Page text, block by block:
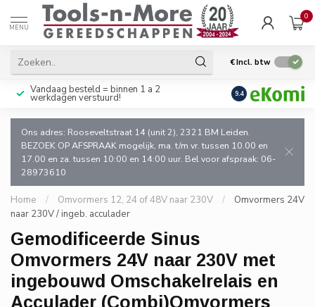
MENU
0
€Incl. btw
Vandaag besteld = binnen 1 a 2
werkdagen verstuurd!
Uitsluitend goede
en de vakman!
9.4
Ons adres: Rooseveltstraat 14 (unit 2), 2321 BM Leiden.
BEZOEK OP AFSPRAAK mogelijk, ma. t/m vr. tussen 10.00 en
17.00 en za. tussen 10:00 en 14:00 uur. Bel voor afspraak: 06-
28973610
Home / Omvormers 12, 24 of 48V naar 230V /
Omvormers 24V
naar 230V / ingeb. acculader
Gemodificeerde Sinus
Omvormers 24V naar 230V met
ingebouwd Omschakelrelais en
Acculader (Combi)Omvormers